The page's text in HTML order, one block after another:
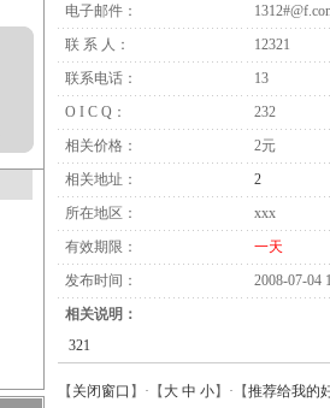
电子邮件：
联 系 人：
12321
联系电话：
13
O I C Q：
232
相关价格：
2元
相关地址：
2
所在地区：
xxx
有效期限：
一天
发布时间：
2008-07-04
相关说明：
321
【 关闭窗口 】·【 大 中 小】·【推荐给我的